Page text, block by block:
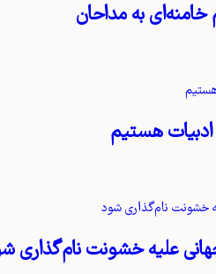
به مداحان
ادبیات هستیم